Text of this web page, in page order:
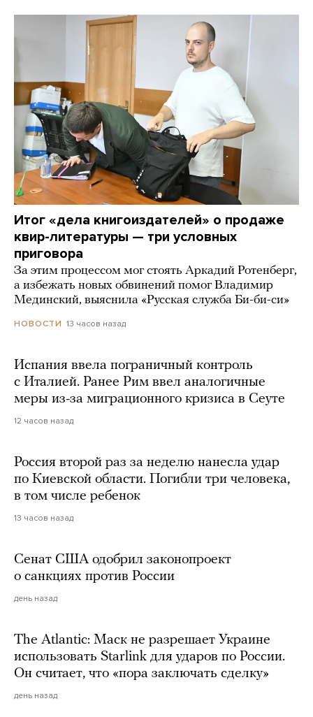
Итог «дела книгоиздателей» о продаже
квир-литературы — три условных
приговора
За этим процессом мог стоять Аркадий Ротенберг,
а избежать новых обвинений помог Владимир
Мединский, выяснила «Русская служба Би-би-си»
НОВОСТИ 13 часов назад
Испания ввела пограничный контроль
с Италией. Ранее Рим ввел аналогичные
меры из-за миграционного кризиса в Сеуте
12 часов назад
Россия второй раз за неделю нанесла удар
по Киевской области. Погибли три человека,
в том числе ребенок
13 часов назад
Сенат США одобрил законопроект
о санкциях против России
день назад
The Atlantic: Маск не разрешает Украине
использовать Starlink для ударов по России.
Он считает, что «пора заключать сделку»
день назад